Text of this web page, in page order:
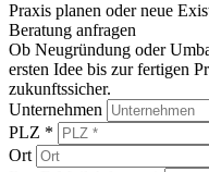
Praxis planen oder neue
Beratung anfragen
Ob Neugründung oder
ersten Idee bis zur fertigen
zukunftssicher.
Unternehmen
PLZ *
Ort